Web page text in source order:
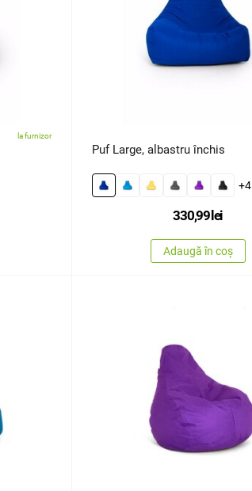
la furnizor
Puf Large, albastru închis
+4
330,99lei
Adaugă în coș